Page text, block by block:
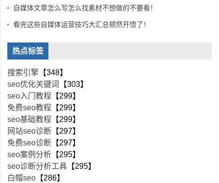
自媒体文章怎么写怎么找素材不想做的不要看！
看完这些自媒体运营技巧大汇总顿然开悟了！
热点标签
搜索引擎 【348】
seo优化关键词
【303】
seo入门教程 【299】
免费seo教程 【299】
seo基础教程 【299】
网站seo诊断 【297】
免费seo诊断 【297】
seo案例分析 【295】
seo诊断分析工具 【295】
白帽seo 【286】